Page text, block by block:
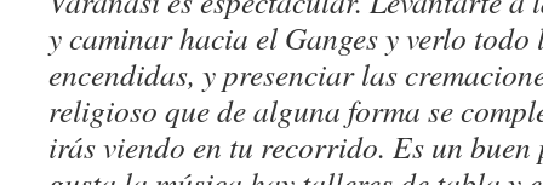
y caminar hacia el Ganges y verlo todo
encendidas, y presenciar las
religioso que de alguna forma se
irás viendo en tu recorrido. Es un buen